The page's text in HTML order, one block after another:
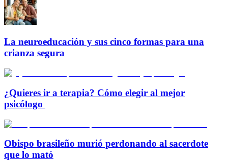
La neuroeducación y sus cinco formas para una
crianza segura
¿Quieres ir a terapia? Cómo elegir al mejor
psicólogo
Obispo brasileño murió perdonando al sacerdote
que lo mató